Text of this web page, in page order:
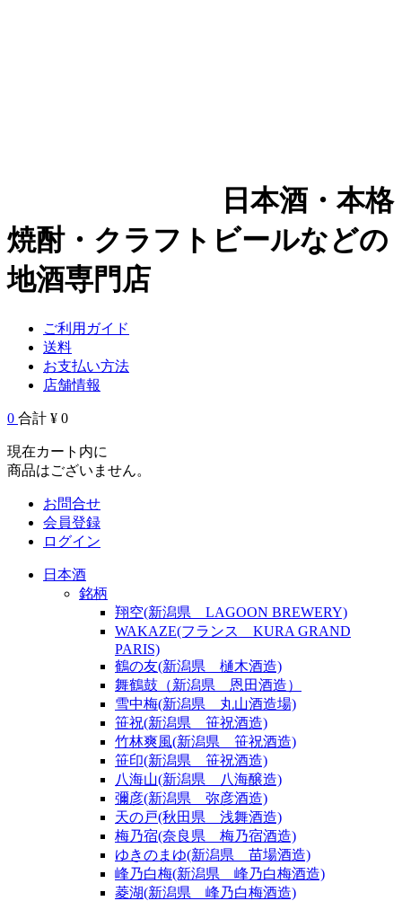
日本酒・本格
焼酎・クラフトビールなどの
地酒専門店
ご利用ガイド
送料
お支払い方法
店舗情報
0 合計 ¥ 0
現在カート内に
商品はございません。
お問合せ
会員登録
ログイン
日本酒
銘柄
翔空(新潟県 LAGOON BREWERY)
WAKAZE(フランス KURA GRAND
PARIS)
鶴の友(新潟県 樋木酒造)
舞鶴鼓（新潟県 恩田酒造）
雪中梅(新潟県 丸山酒造場)
笹祝(新潟県 笹祝酒造)
竹林爽風(新潟県 笹祝酒造)
笹印(新潟県 笹祝酒造)
八海山(新潟県 八海醸造)
彌彦(新潟県 弥彦酒造)
天の戸(秋田県 浅舞酒造)
梅乃宿(奈良県 梅乃宿酒造)
ゆきのまゆ(新潟県 苗場酒造)
峰乃白梅(新潟県 峰乃白梅酒造)
菱湖(新潟県 峰乃白梅酒造)